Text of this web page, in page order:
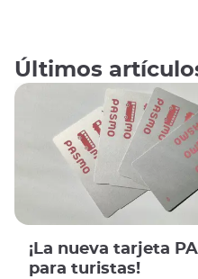
Últimos
¡La nueva tarjeta
para turistas!